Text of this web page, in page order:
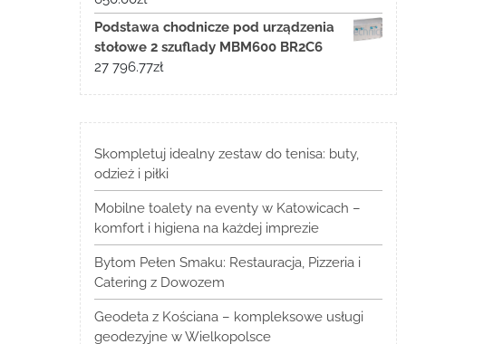
Podstawa chodnicze pod urządzenia
stołowe 2 szuflady MBM600 BR2C6
27 796.77zł
Skompletuj idealny zestaw do tenisa: buty,
odzież i piłki
Mobilne toalety na eventy w Katowicach –
komfort i higiena na każdej imprezie
Bytom Pełen Smaku: Restauracja, Pizzeria i
Catering z Dowozem
Geodeta z Kościana – kompleksowe usługi
geodezyjne w Wielkopolsce